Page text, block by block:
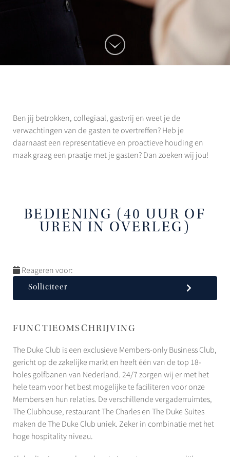
Ben jij betrokken, collegiaal, gastvrij en weet je de
verwachtingen van de gasten te overtreffen? Heb je
daarnaast een representatieve en proactieve houding en
maak graag een praatje met je gasten? Dan zoeken wij jou!
BEDIENING (40 UUR OF
UREN IN OVERLEG)
Reageren voor:
Solliciteer
FUNCTIEOMSCHRIJVING
The Duke Club is een exclusieve Members-only Business Club,
gericht op de zakelijke markt en heeft één van de top 18-
holes golfbanen van Nederland. 24/7 zorgen wij er met het
hele team voor het best mogelijke te faciliteren voor onze
Members en hun relaties. De verschillende vergaderruimtes,
The Clubhouse, restaurant The Charles en The Duke Suites
maken de The Duke Club uniek. Zeker in combinatie met het
hoge hospitality niveau.